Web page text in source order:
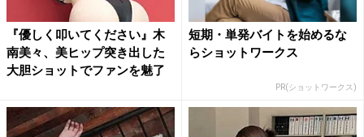
『優しく叩いてください』木
南美々、美ヒップ突き出した
大胆ショットでファンを魅了
短期・単発バイトを始めるな
らショットワークス
PR(ショットワークス)